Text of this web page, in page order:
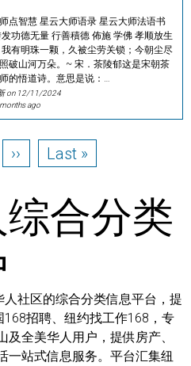
点智慧 星云大师语录 星云大师法语书
功德无量 行善積德 佈施 学佛 孝顺放生
有明珠一颗，久被尘劳关锁；今朝尘尽
破山河万朵。~ 宋．茶陵郁这是宋朝茶
的悟道诗。意思是说：…
on 12/11/2024
ago
Next page
›› Last page
Last »
合分类
社区的综合分类信息平台，提
招聘、纽约找工作168，专
全美华人用户，提供房产、
一站式信息服务。平台汇集纽